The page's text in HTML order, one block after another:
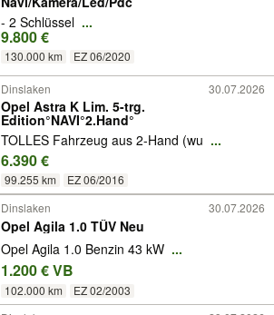
- 2 Schlüssel ...
9.800 €
130.000 km EZ 06/2020
Dinslaken 30.07.2026
Opel Astra K Lim. 5-trg.
Edition°NAVI°2.Hand°
TOLLES Fahrzeug aus 2-Hand (wu ...
6.390 €
99.255 km EZ 06/2016
Dinslaken 30.07.2026
Opel Agila 1.0 TÜV Neu
Opel Agila 1.0 Benzin 43 kW ...
1.200 € VB
102.000 km EZ 02/2003